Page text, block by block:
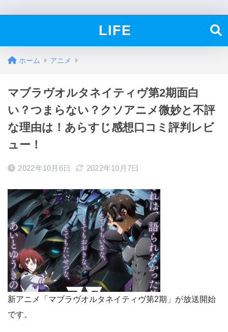
LIFE
ホーム アニメ
マブラヴオルタネイティヴ第2期面白
い？つまらない？クソアニメ微妙と不評
な理由は！あらすじ感想口コミ評判レビ
ュー！
2022年10月6日 2022年10月7日
新アニメ「マブラヴオルタネイティヴ第2期」が放送開始
です。